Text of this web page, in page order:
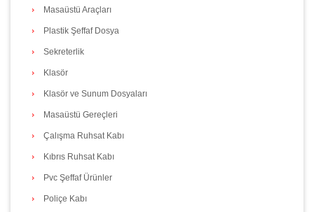
Masaüstü Araçları
Plastik Şeffaf Dosya
Sekreterlik
Klasör
Klasör ve Sunum Dosyaları
Masaüstü Gereçleri
Çalışma Ruhsat Kabı
Kıbrıs Ruhsat Kabı
Pvc Şeffaf Ürünler
Poliçe Kabı